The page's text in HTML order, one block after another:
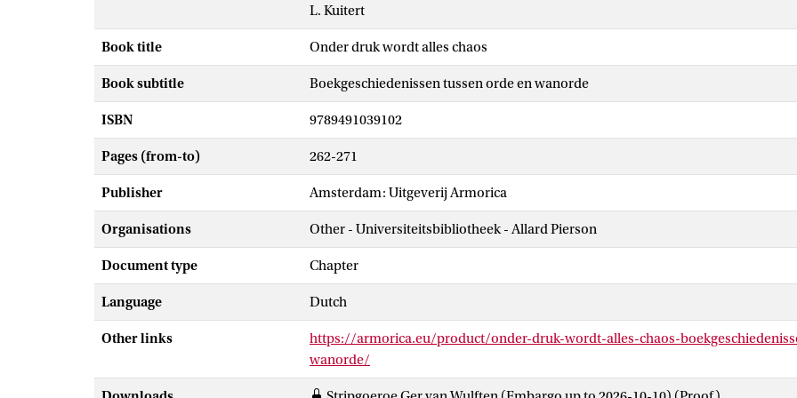
L. Kuitert
Book title Onder druk wordt alles chaos
Book subtitle Boekgeschiedenissen tussen orde en wanorde
ISBN 9789491039102
Pages (from-to) 262-271
Publisher Amsterdam: Uitgeverij Armorica
Organisations Other - Universiteitsbibliotheek - Allard Pierson
Document type Chapter
Language Dutch
Other links
https://armorica.eu/product/onder-druk-wordt-alles-chaos-
wanorde/